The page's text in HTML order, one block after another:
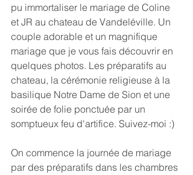
pu immortaliser le mariage de Coline
et JR au chateau de Vandeléville. Un
couple adorable et un magnifique
mariage que je vous fais découvrir en
quelques photos. Les préparatifs au
chateau, la cérémonie religieuse à la
basilique Notre Dame de Sion et une
soirée de folie ponctuée par un
somptueux feu d'artifice. Suivez-moi :)
On commence la journée de mariage
par des préparatifs dans les chambres